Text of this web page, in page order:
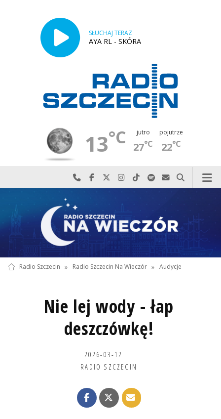
SŁUCHAJ TERAZ
AYA RL - SKÓRA
13°C jutro
27°C
pojutrze
22°C
Najlepiej po prostu do nas zadzwoń
Odwiedź nas na Facebook-u
Odwiedź nas na X
Odwiedź nas na Instagram-ie
Odwiedź nas na TikTok-u
Szukaj nas na Spotify
Wyślij do nas
Szukaj
Radio Szczecin » Radio Szczecin Na Wieczór » Audycje
Nie lej wody - łap
deszczówkę!
2026-03-12
RADIO SZCZECIN